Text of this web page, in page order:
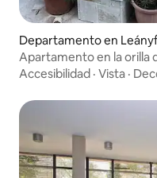
Departamento en
Apartamento en la orilla
personas
Accesibilidad · Vista ·